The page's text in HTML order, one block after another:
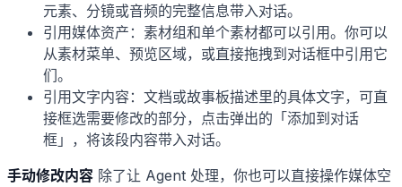
元素、分镜或音频的完整信息带入对话。
引用媒体资产：素材组和单个素材都可以引用。你可以
从素材菜单、预览区域，或直接拖拽到对话框中引用它
们。
引用文字内容：文档或故事板描述里的具体文字，可直
接框选需要修改的部分，点击弹出的「添加到对话
框」，将该段内容带入对话。
手动修改内容 除了让 Agent 处理，你也可以直接操作媒体空